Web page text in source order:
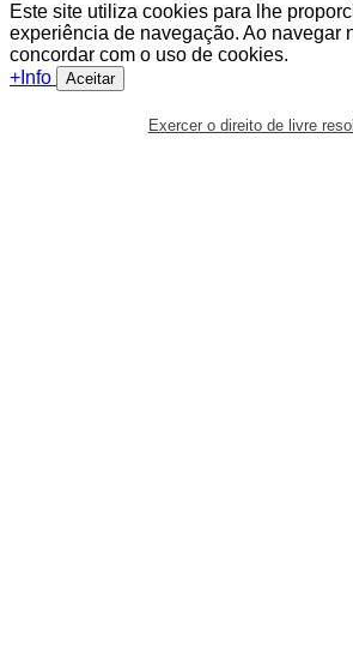
Este site utiliza cookies para lhe
experiência de navegação. Ao navegar
concordar com o uso de cookies.
+Info
Aceitar
Exercer o direito de livre